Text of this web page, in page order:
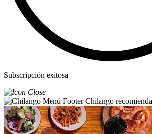
Subscripción exitosa
Chilango recomienda